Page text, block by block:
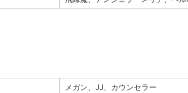
メガン、JJ、カウンセラー